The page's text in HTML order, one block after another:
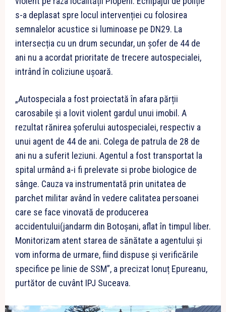
s-a deplasat spre locul intervenției cu folosirea
semnalelor acustice si luminoase pe DN29. La
intersecția cu un drum secundar, un șofer de 44 de
ani nu a acordat prioritate de trecere autospecialei,
intrând în coliziune ușoară.
„Autospeciala a fost proiectată în afara părții
carosabile și a lovit violent gardul unui imobil. A
rezultat rănirea șoferului autospecialei, respectiv a
unui agent de 44 de ani. Colega de patrula de 28 de
ani nu a suferit leziuni. Agentul a fost transportat la
spital urmând a-i fi prelevate si probe biologice de
sânge. Cauza va instrumentată prin unitatea de
parchet militar având în vedere calitatea persoanei
care se face vinovată de producerea
accidentului(jandarm din Botoșani, aflat în timpul liber.
Monitorizam atent starea de sănătate a agentului și
vom informa de urmare, fiind dispuse și verificările
specifice pe linie de SSM”, a precizat Ionuț Epureanu,
purtător de cuvânt IPJ Suceava.